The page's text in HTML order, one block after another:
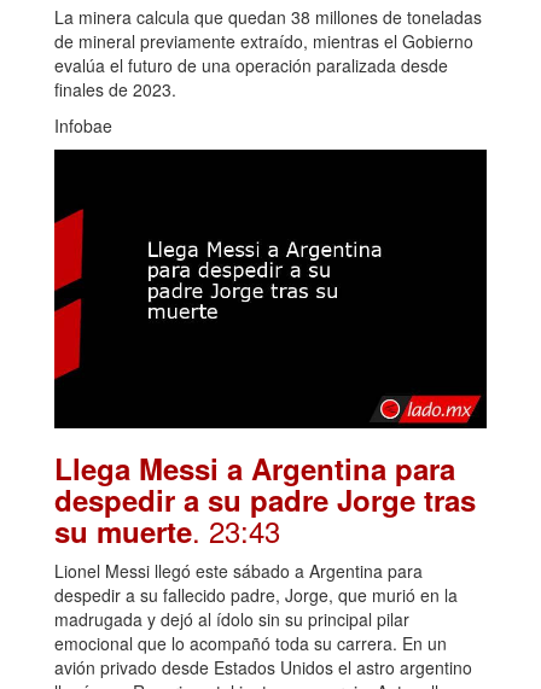
La minera calcula que quedan 38 millones de toneladas
de mineral previamente extraído, mientras el Gobierno
evalúa el futuro de una operación paralizada desde
finales de 2023.
Infobae
Llega Messi a Argentina para
despedir a su padre Jorge tras
su muerte. 23:43
Lionel Messi llegó este sábado a Argentina para
despedir a su fallecido padre, Jorge, que murió en la
madrugada y dejó al ídolo sin su principal pilar
emocional que lo acompañó toda su carrera. En un
avión privado desde Estados Unidos el astro argentino